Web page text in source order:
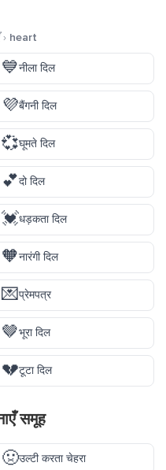
› heart
💙नीला दिल
💜बैंगनी दिल
💞घूमते दिल
💕दो दिल
💓धड़कता दिल
🧡नारंगी दिल
💌प्रेमपत्र
🤎भूरा दिल
💔टूटा दिल
समूह
🤢उल्टी करता चेहरा